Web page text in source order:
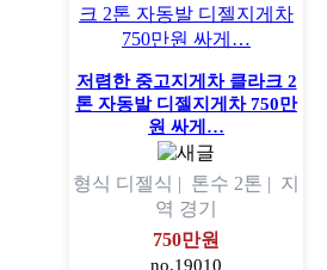
저렴한 중고지게차 클라크 2
톤 자동발 디젤지게차 750만
원 싸게…
형식 디젤식 | 톤수 2톤 | 지
역 경기
750만원
no.19010